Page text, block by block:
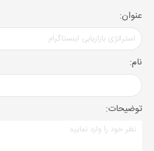
عنوان:
نام:
توضیحات: